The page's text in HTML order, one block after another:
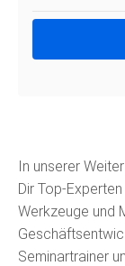
In unserer
Dir Top-
Werkzeuge und
Seminartrainer